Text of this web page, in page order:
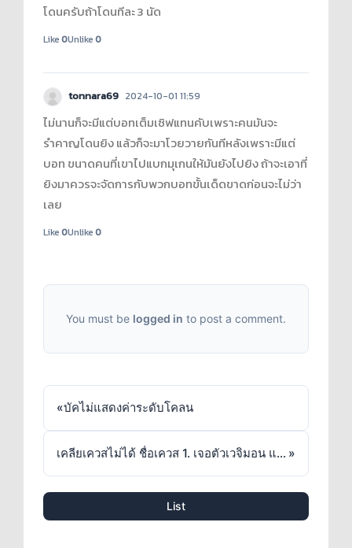
โดนครับถ้าโดนทีละ 3 นัด
Like0Unlike0
tonnara69 2024-10-01 11:59
ไม่นานก็จะมีแต่บอทเต็มเซิฟแทนคับเพราะคนมันจะ
รำคาญโดนยิง แล้วก็จะมาโวยวายกันทีหลังเพราะมีแต่
บอท ขนาดคนที่เขาไปแบกมุเกนให้มันยังไปยิง ถ้าจะเอาที่
ยิงมาควรจะจัดการกับพวกบอทขั้นเด็ดขาดก่อนจะไม่ว่า
เลย
Like0Unlike0
You must be logged in to post a comment.
«บัคไม่แสดงค่าระดับโคลน
เคลียเควสไม่ได้ ชื่อเควส 1. เจอตัวเวจิมอน และ 2. กำจัดวิการาลามอน (ชินจุกุ) »
List